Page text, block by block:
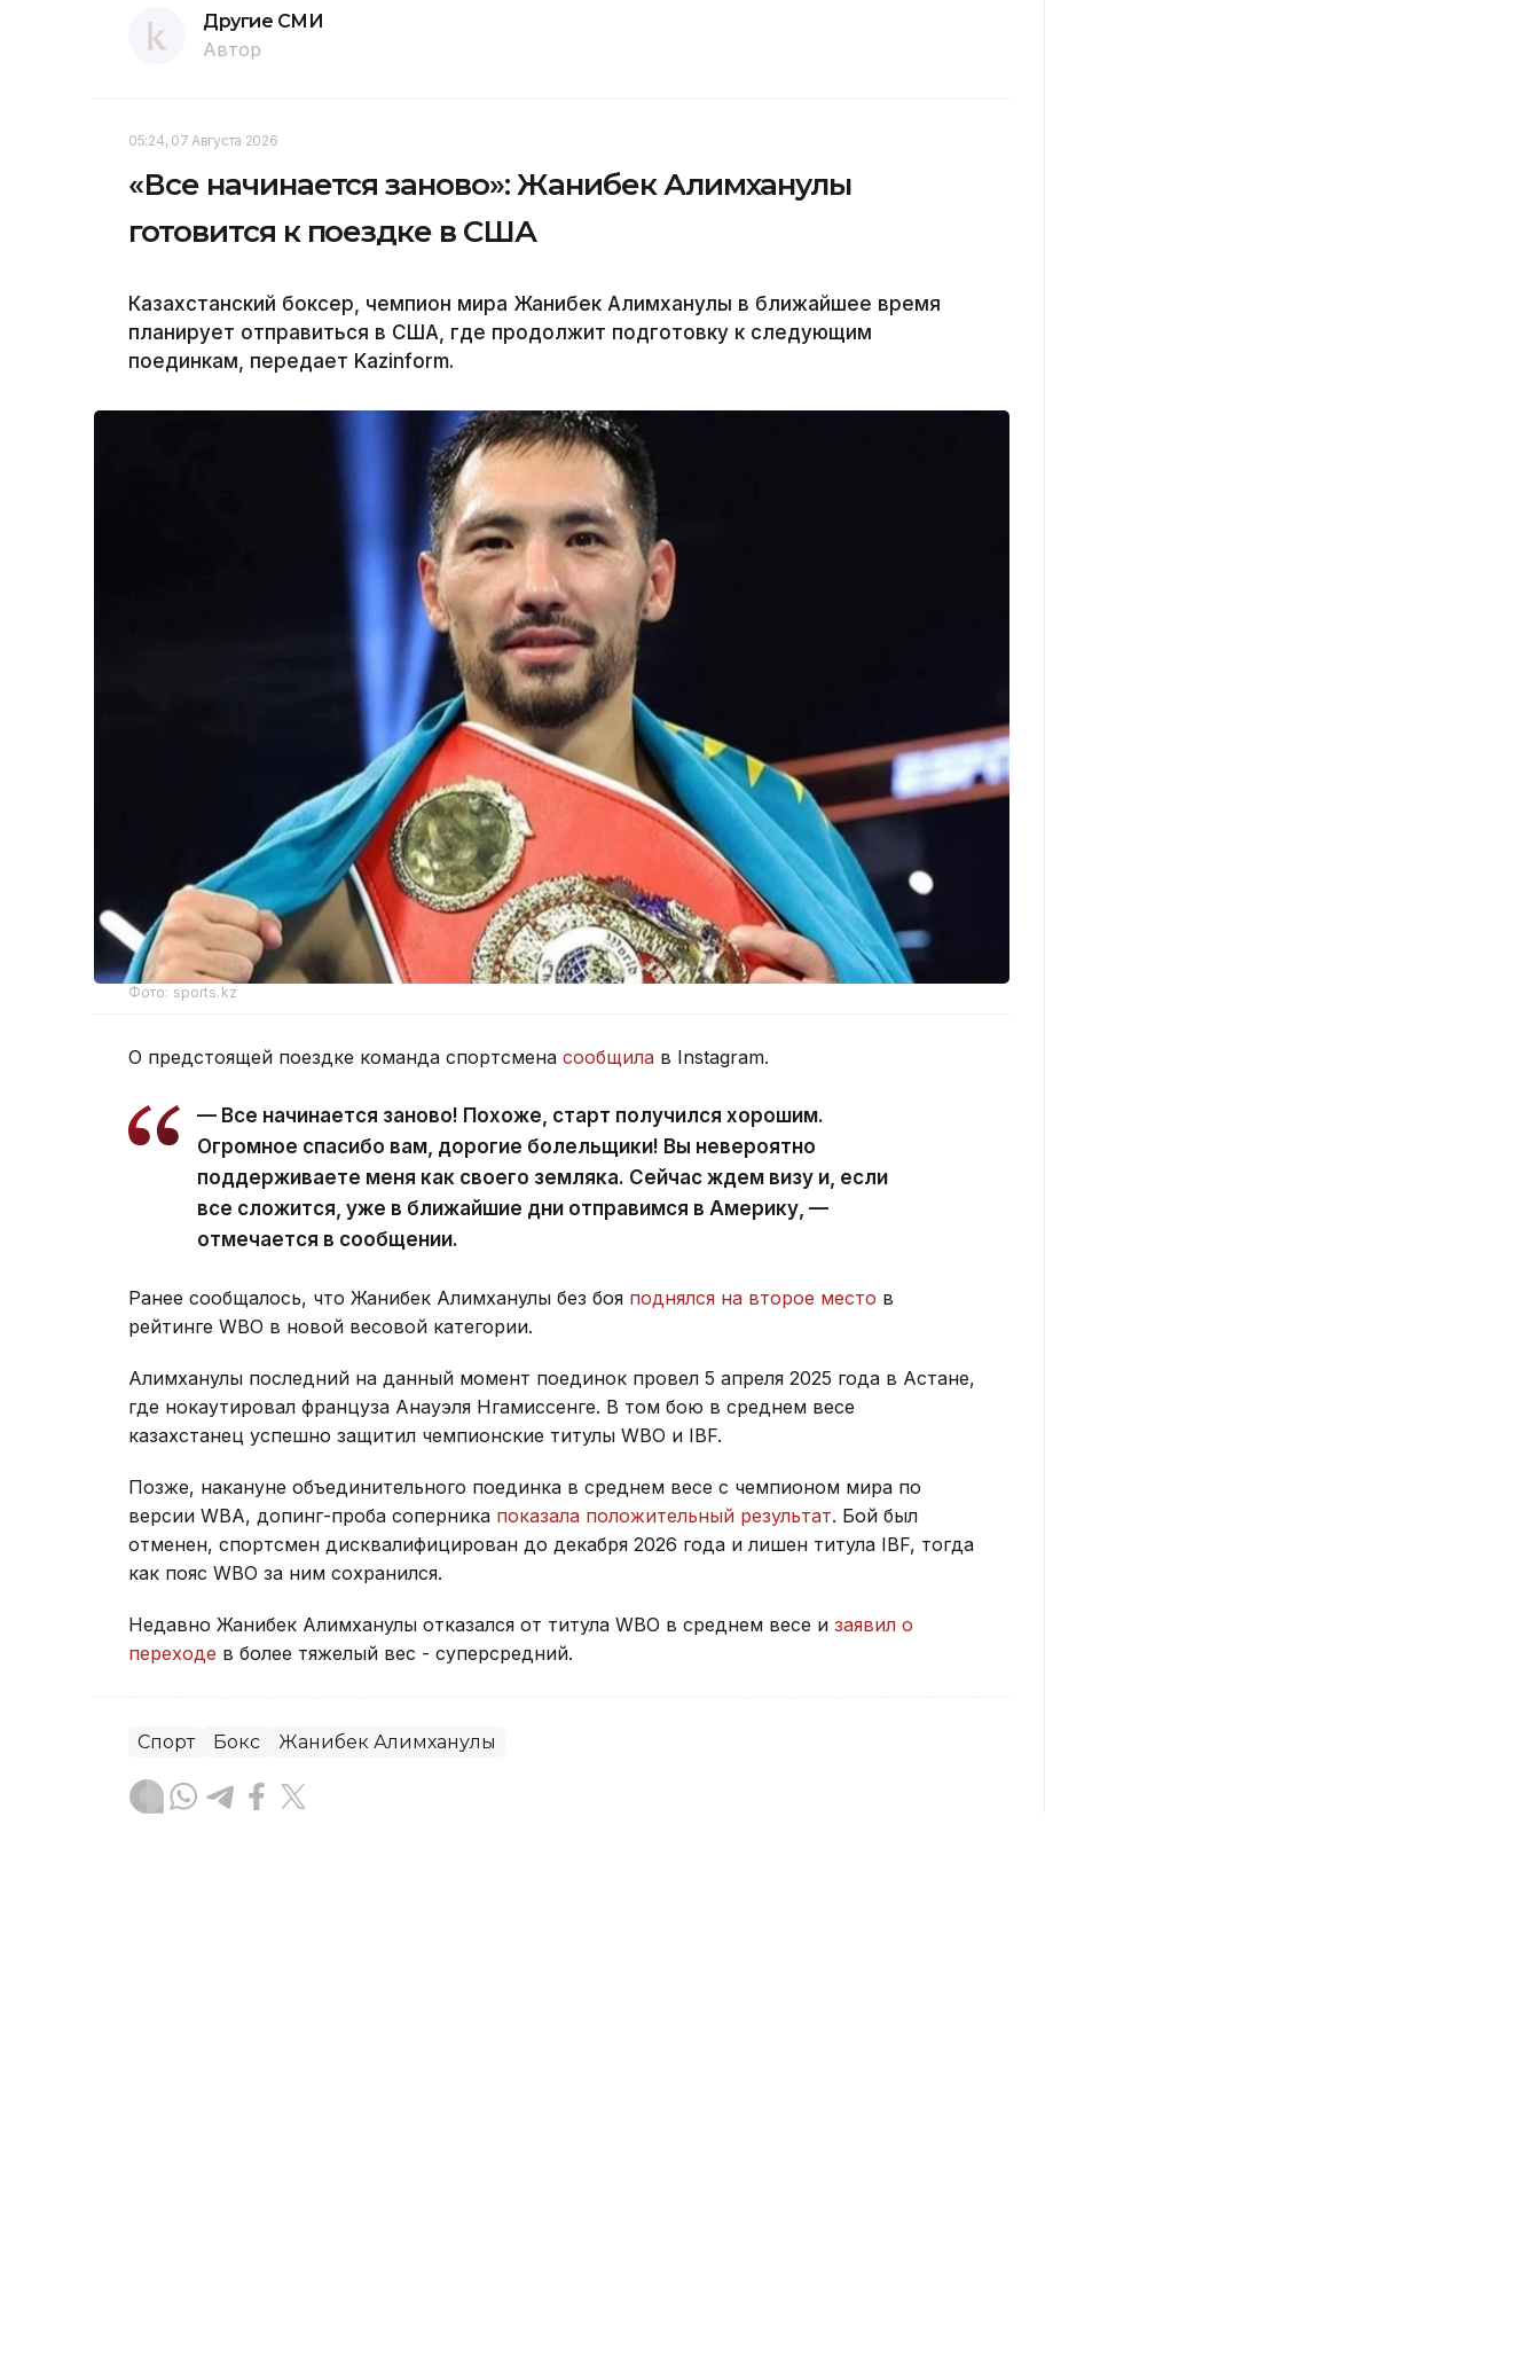
Другие СМИ
Автор
05:24, 07 Августа 2026
«Все начинается заново»: Жанибек Алимханулы
готовится к поездке в США
Казахстанский боксер, чемпион мира Жанибек Алимханулы в ближайшее время
планирует отправиться в США, где продолжит подготовку к следующим
поединкам, передает Kazinform.
Фото: sports.kz
О предстоящей поездке команда спортсмена сообщила в Instagram.
— Все начинается заново! Похоже, старт получился хорошим.
Огромное спасибо вам, дорогие болельщики! Вы невероятно
поддерживаете меня как своего земляка. Сейчас ждем визу и, если
все сложится, уже в ближайшие дни отправимся в Америку, —
отмечается в сообщении.
Ранее сообщалось, что Жанибек Алимханулы без боя поднялся на второе место в
рейтинге WBO в новой весовой категории.
Алимханулы последний на данный момент поединок провел 5 апреля 2025 года в Астане,
где нокаутировал француза Анауэля Нгамиссенге. В том бою в среднем весе
казахстанец успешно защитил чемпионские титулы WBO и IBF.
Позже, накануне объединительного поединка в среднем весе с чемпионом мира по
версии WBA, допинг-проба соперника показала положительный результат. Бой был
отменен, спортсмен дисквалифицирован до декабря 2026 года и лишен титула IBF, тогда
как пояс WBO за ним сохранился.
Недавно Жанибек Алимханулы отказался от титула WBO в среднем весе и заявил о
переходе в более тяжелый вес - суперсредний.
Спорт Бокс Жанибек Алимханулы